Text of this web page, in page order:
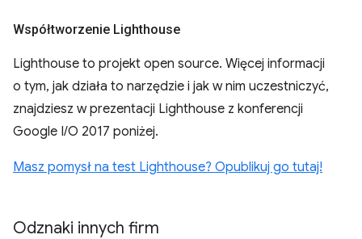
Współtworzenie Lighthouse
Lighthouse to projekt open source. Więcej informacji
o tym, jak działa to narzędzie i jak w nim uczestniczyć,
znajdziesz w prezentacji Lighthouse z konferencji
Google I/O 2017 poniżej.
Masz pomysł na test Lighthouse? Opublikuj go tutaj!
Odznaki innych firm